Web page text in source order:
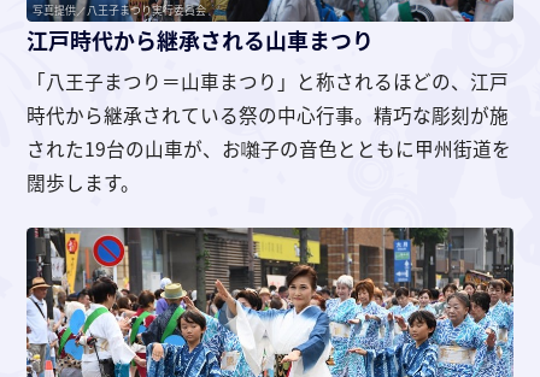
写真提供／八王子まつり実行委員会
江戸時代から継承される山車まつり
「八王子まつり＝山車まつり」と称されるほどの、江戸
時代から継承されている祭の中心行事。精巧な彫刻が施
された19台の山車が、お囃子の音色とともに甲州街道を
闊歩します。